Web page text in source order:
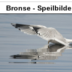
Bronse - Speilbilde